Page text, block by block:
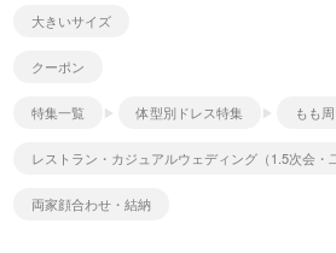
大きいサイズ
クーポン
特集一覧 体型別ドレス特集 もも
レストラン・カジュアルウェディング（1.5次会・
両家顔合わせ・結納